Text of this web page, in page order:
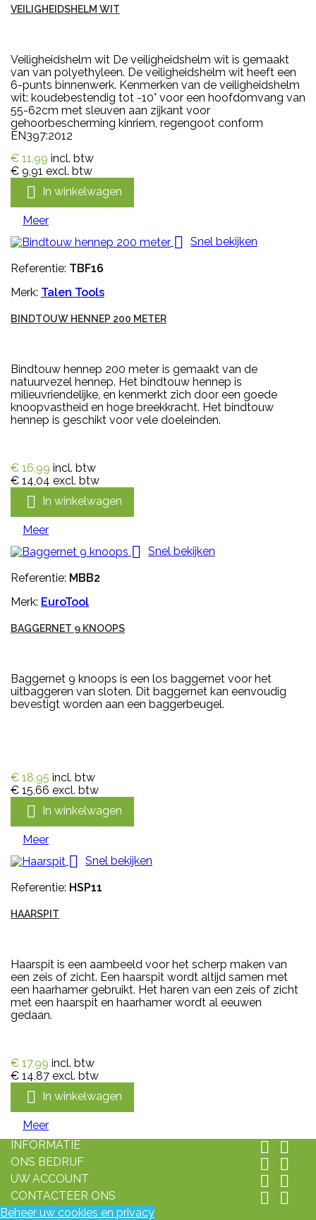
VEILIGHEIDSHELM WIT
Veiligheidshelm wit De veiligheidshelm wit is gemaakt
van van polyethyleen. De veiligheidshelm wit heeft een
6-punts binnenwerk. Kenmerken van de veiligheidshelm
wit: koudebestendig tot -10° voor een hoofdomvang van
55-62cm met sleuven aan zijkant voor
gehoorbescherming kinriem, regengoot conform
EN397:2012
€ 11,99 incl. btw
€ 9,91 excl. btw
 In winkelwagen
Meer
 Snel bekijken
Referentie: TBF16
Merk: Talen Tools
BINDTOUW HENNEP 200 METER
Bindtouw hennep 200 meter is gemaakt van de
natuurvezel hennep. Het bindtouw hennep is
milieuvriendelijke, en kenmerkt zich door een goede
knoopvastheid en hoge breekkracht. Het bindtouw
hennep is geschikt voor vele doeleinden.
€ 16,99 incl. btw
€ 14,04 excl. btw
 In winkelwagen
Meer
 Snel bekijken
Referentie: MBB2
Merk: EuroTool
BAGGERNET 9 KNOOPS
Baggernet 9 knoops is een los baggernet voor het
uitbaggeren van sloten. Dit baggernet kan eenvoudig
bevestigt worden aan een baggerbeugel.
€ 18,95 incl. btw
€ 15,66 excl. btw
 In winkelwagen
Meer
 Snel bekijken
Referentie: HSP11
HAARSPIT
Haarspit is een aambeeld voor het scherp maken van
een zeis of zicht. Een haarspit wordt altijd samen met
een haarhamer gebruikt. Het haren van een zeis of zicht
met een haarspit en haarhamer wordt al eeuwen
gedaan.
€ 17,99 incl. btw
€ 14,87 excl. btw
 In winkelwagen
Meer
INFORMATIE
 
ONS BEDRIJF  
UW ACCOUNT  
CONTACTEER ONS  
Beheer uw cookies en privacy